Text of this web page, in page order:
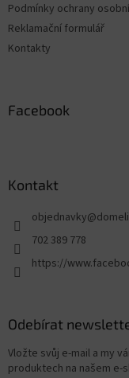
Podmínky ochrany
Reklamační formulář
Kontakty
Facebook
Kontakt
objednavky@
702 389 778
https://
Odebírat
Vložte svůj e-mail a my
produktech na našem e-